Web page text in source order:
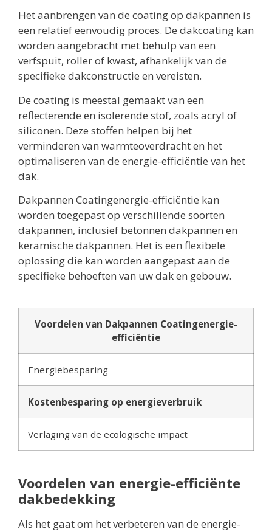
Het aanbrengen van de coating op dakpannen is
een relatief eenvoudig proces. De dakcoating kan
worden aangebracht met behulp van een
verfspuit, roller of kwast, afhankelijk van de
specifieke dakconstructie en vereisten.
De coating is meestal gemaakt van een
reflecterende en isolerende stof, zoals acryl of
siliconen. Deze stoffen helpen bij het
verminderen van warmteoverdracht en het
optimaliseren van de energie-efficiëntie van het
dak.
Dakpannen Coatingenergie-efficiëntie kan
worden toegepast op verschillende soorten
dakpannen, inclusief betonnen dakpannen en
keramische dakpannen. Het is een flexibele
oplossing die kan worden aangepast aan de
specifieke behoeften van uw dak en gebouw.
Voordelen van Dakpannen Coatingenergie-
efficiëntie
Energiebesparing
Kostenbesparing op energieverbruik
Verlaging van de ecologische impact
Voordelen van energie-efficiënte
dakbedekking
Als het gaat om het verbeteren van de energie-